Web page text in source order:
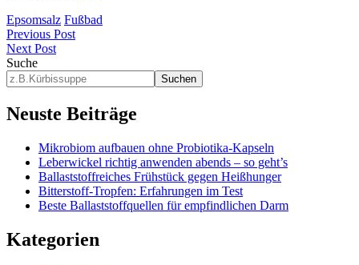
Epsomsalz Fußbad
Previous Post
Next Post
Suche
Suchen
Neuste Beiträge
Mikrobiom aufbauen ohne Probiotika-Kapseln
Leberwickel richtig anwenden abends – so geht’s
Ballaststoffreiches Frühstück gegen Heißhunger
Bitterstoff-Tropfen: Erfahrungen im Test
Beste Ballaststoffquellen für empfindlichen Darm
Kategorien